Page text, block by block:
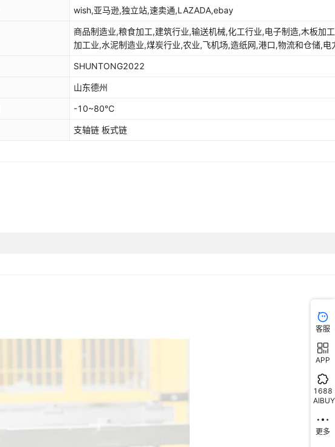
wish,亚马逊,独立站,速卖通,LAZADA,ebay
商品制造业,粮食加工,建筑行业,输送机械,化工行业,电子制造,木板加
加工业,水泥制造业,煤炭行业,农业,飞机场,造纸网,港口,物流和仓储,电
SHUNTONG2022
山东德州
-10~80℃
支轴链 板式链
客服
APP
1688
AIBUY
更多